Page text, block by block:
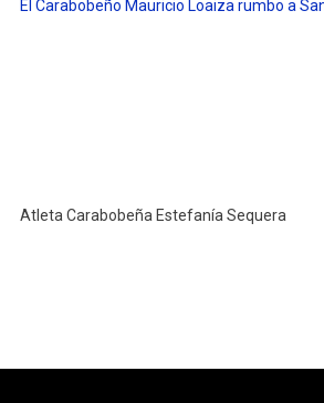
El Carabobeño Mauricio Loaiza rumbo a
Atleta Carabobeña Estefanía Sequera